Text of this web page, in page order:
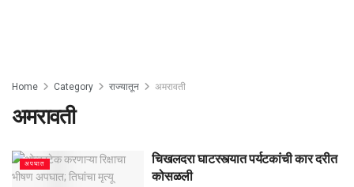
Home Category राज्यातून अमरावती
अमरावती
अपघात
चिखलदरा घाटरस्त्यात पर्यटकांची कार दरीत
कोसळली